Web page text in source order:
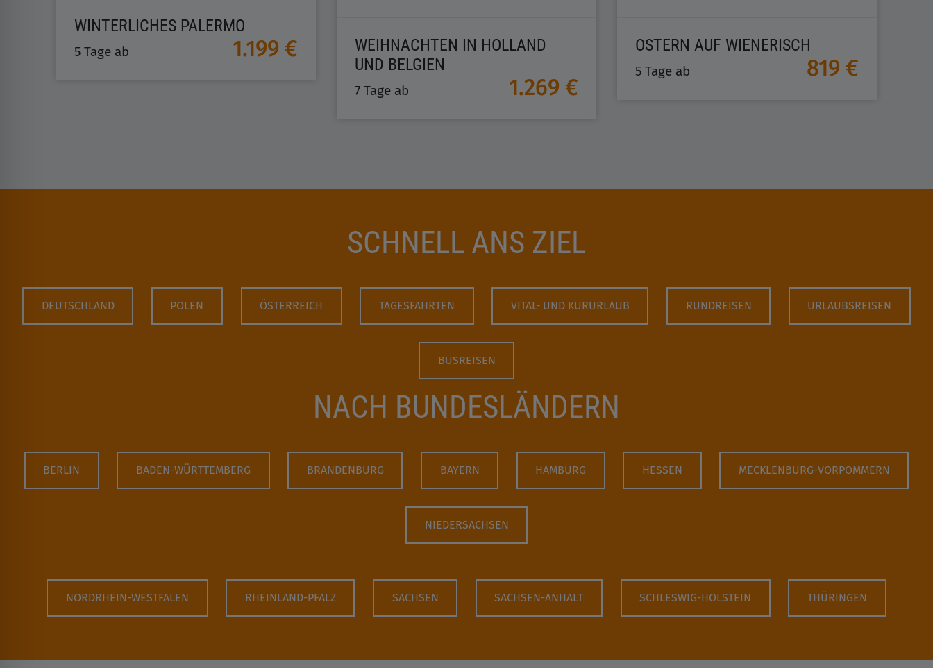
WINTERLICHES PALERMO
5 Tage ab 1.199 €
WEIHNACHTEN IN HOLLAND
UND BELGIEN
7 Tage ab 1.269 €
OSTERN AUF WIENERISCH
5 Tage ab 819 €
SCHNELL ANS ZIEL
DEUTSCHLAND POLEN ÖSTERREICH TAGESFAHRTEN VITAL- UND KURURLAUB RUNDREISEN URLAUBSREISEN
BUSREISEN
NACH BUNDESLÄNDERN
BERLIN BADEN-WÜRTTEMBERG BRANDENBURG BAYERN HAMBURG HESSEN MECKLENBURG-VORPOMMERN
NIEDERSACHSEN
NORDRHEIN-WESTFALEN RHEINLAND-PFALZ SACHSEN SACHSEN-ANHALT SCHLESWIG-HOLSTEIN THÜRINGEN